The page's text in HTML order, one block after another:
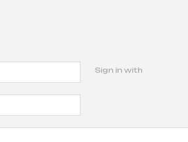
Sign in with